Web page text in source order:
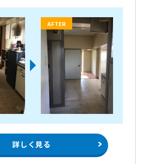
AFTER
詳しく見る